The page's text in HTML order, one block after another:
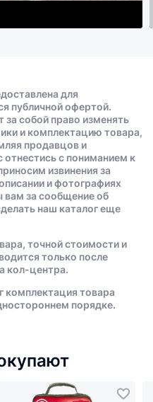
для
публичной офертой.
собой право изменять
и комплектацию товара,
продавцов и
с пониманием к
извинения за
и фотографиях
вам за сообщение об
наш каталог еще
точной стоимости и
только после
кол-центра.
комплектация товара
порядке.